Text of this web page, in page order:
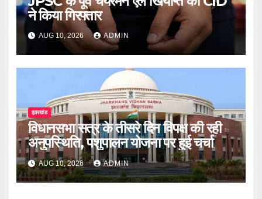
ने किया गिरफ्तार
AUG 10, 2026 ADMIN
झारखंड
विधानसभा सत्र के तीसरे दिन विपक्ष की रही
अनुपस्थिति, पशुपालन योजना पर हुई चर्चा
AUG 10, 2026 ADMIN